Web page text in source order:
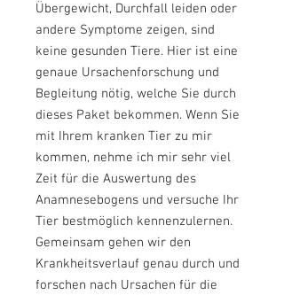
Übergewicht, Durchfall leiden oder
andere Symptome zeigen, sind
keine gesunden Tiere. Hier ist eine
genaue Ursachenforschung und
Begleitung nötig, welche Sie durch
dieses Paket bekommen. Wenn Sie
mit Ihrem kranken Tier zu mir
kommen, nehme ich mir sehr viel
Zeit für die Auswertung des
Anamnesebogens und versuche Ihr
Tier bestmöglich kennenzulernen.
Gemeinsam gehen wir den
Krankheitsverlauf genau durch und
forschen nach Ursachen für die